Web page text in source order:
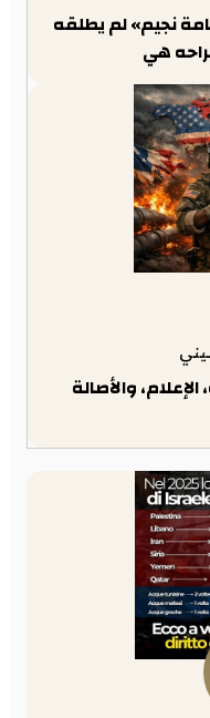
نجيم» لم يطلقه
هي
والأصالة